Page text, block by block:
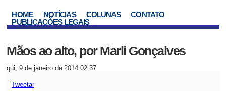
HOME NOTÍCIAS COLUNAS
CONTATO
PUBLICAÇÕES LEGAIS
Mãos ao alto, por Marli Gonçalves
qui, 9 de janeiro de 2014 02:37
Tweetar